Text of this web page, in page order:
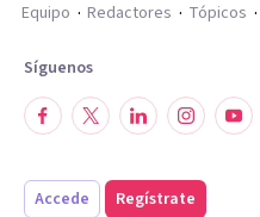
Equipo
Redactores Tópicos
Síguenos
Accede Regístrate